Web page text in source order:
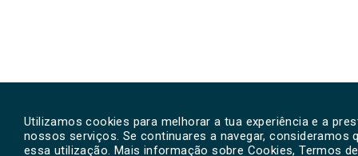
Utilizamos cookies para melhorar a tua experiência e a
nossos serviços. Se continuares a navegar, consideramos
essa utilização. Mais informação sobre Cookies, Termos